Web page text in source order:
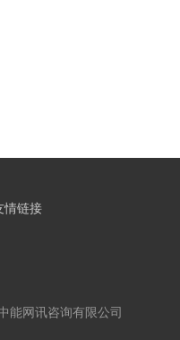
情链接
能网讯咨询有限公司